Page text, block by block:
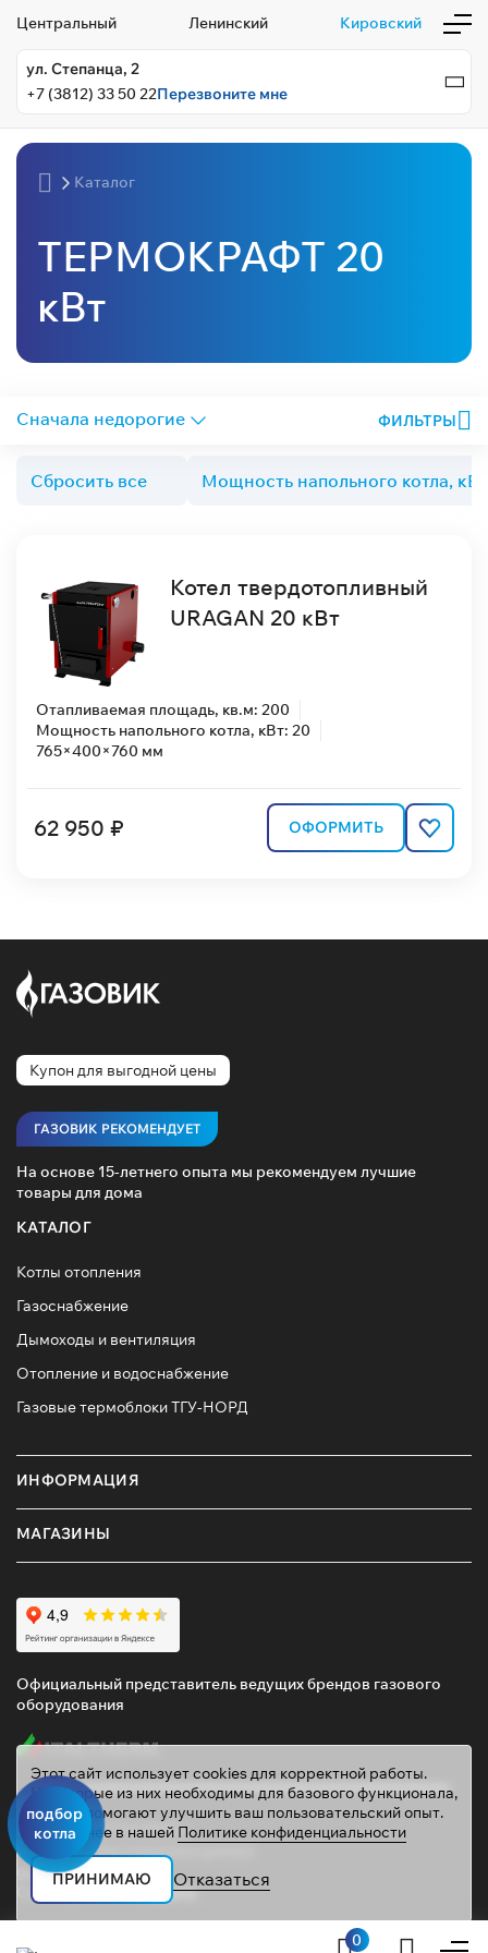
подбор
котла
0
Центральный Ленинский Кировский
ул. Степанца, 2
+7 (3812) 33 50 22Перезвоните мне
Каталог
ТЕРМОКРАФТ 20
кВт
ФИЛЬТРЫ
Сбросить все Мощность напольного котла,
Котел твердотопливный
URAGAN 20 кВт
Отапливаемая площадь, кв.м: 200
Мощность напольного котла, кВт: 20
765×400×760 мм
62 950 ₽ ОФОРМИТЬ
Купон для выгодной цены
ГАЗОВИК РЕКОМЕНДУЕТ
На основе 15-летнего опыта мы рекомендуем лучшие
товары для дома
КАТАЛОГ
Котлы отопления
Газоснабжение
Дымоходы и вентиляция
Отопление и водоснабжение
Газовые термоблоки ТГУ-НОРД
ИНФОРМАЦИЯ
МАГАЗИНЫ
Официальный представитель ведущих брендов газового
оборудования
© 2026 ТД «ГАЗОВИК»
Политика персональных данных
gazovik55@inbox.ru
Сайт сделали
Mahogany
Этот сайт использует cookies для корректной работы.
Некоторые из них необходимы для базового функционала,
другие помогают улучшить ваш пользовательский опыт.
Подробнее в нашей Политике конфиденциальности
ПРИНИМАЮ Отказаться